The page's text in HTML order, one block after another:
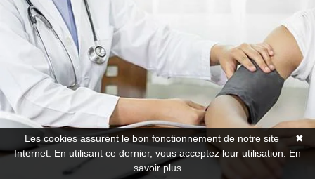
✖
Les cookies assurent le bon fonctionnement de notre site
Internet. En utilisant ce dernier, vous acceptez leur utilisation. En
savoir plus